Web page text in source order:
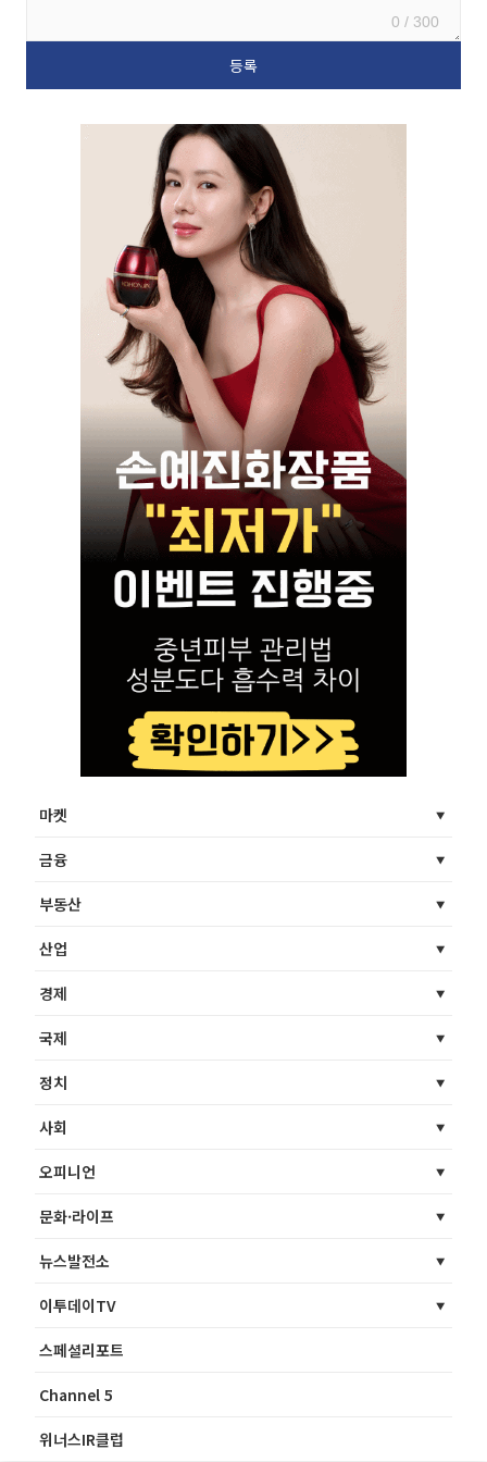
0 / 300
마켓
금융
부동산
산업
경제
국제
정치
사회
오피니언
문화·라이프
뉴스발전소
이투데이TV
스페셜리포트
Channel 5
위너스IR클럽